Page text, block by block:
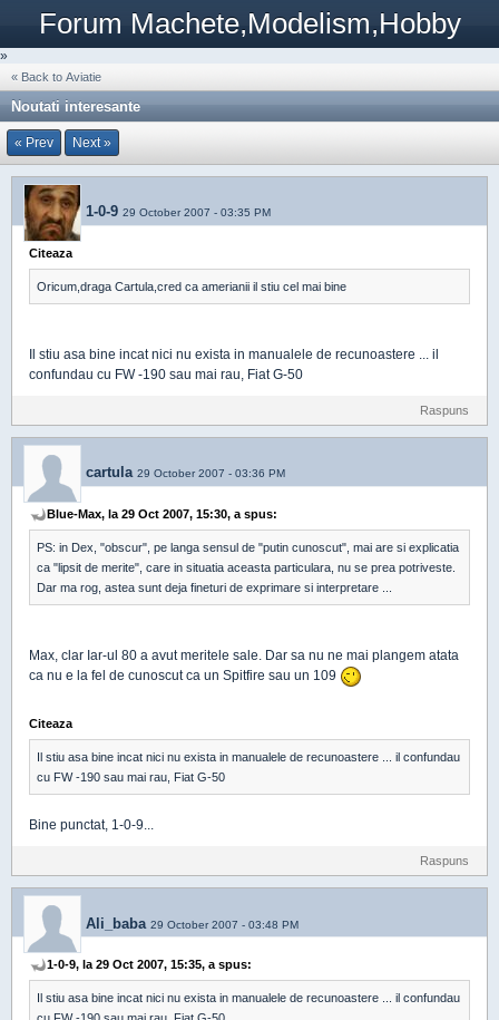
Forum Machete,Modelism,Hobby
»
« Back to Aviatie
Noutati interesante
« Prev Next »
1-0-9 29 October 2007 - 03:35 PM
Citeaza
Oricum,draga Cartula,cred ca amerianii il stiu cel mai bine
Il stiu asa bine incat nici nu exista in manualele de recunoastere ... il
confundau cu FW -190 sau mai rau, Fiat G-50
Raspuns
cartula 29 October 2007 - 03:36 PM
Blue-Max, la 29 Oct 2007, 15:30, a spus:
PS: in Dex, "obscur", pe langa sensul de "putin cunoscut", mai are si explicatia
ca "lipsit de merite", care in situatia aceasta particulara, nu se prea potriveste.
Dar ma rog, astea sunt deja fineturi de exprimare si interpretare ...
Max, clar Iar-ul 80 a avut meritele sale. Dar sa nu ne mai plangem atata
ca nu e la fel de cunoscut ca un Spitfire sau un 109
Citeaza
Il stiu asa bine incat nici nu exista in manualele de recunoastere ... il confundau
cu FW -190 sau mai rau, Fiat G-50
Bine punctat, 1-0-9...
Raspuns
Ali_baba 29 October 2007 - 03:48 PM
1-0-9, la 29 Oct 2007, 15:35, a spus:
Il stiu asa bine incat nici nu exista in manualele de recunoastere ... il confundau